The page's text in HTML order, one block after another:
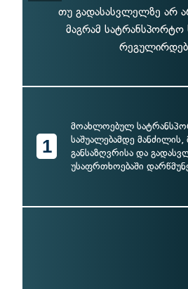
თუ გადასასვლელზე არ
მაგრამ სატრანსპორტო
1
მოახლოებულ
საშუალებამდე მანძილის,
განსაზღვრისა და
უსაფრთხოებაში